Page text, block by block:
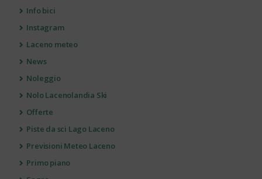
Info bici
Instagram
Laceno meteo
News
Noleggio
Nolo Lacenolandia Ski
Offerte
Piste da sci Lago Laceno
Previsioni Meteo Laceno
Primo piano